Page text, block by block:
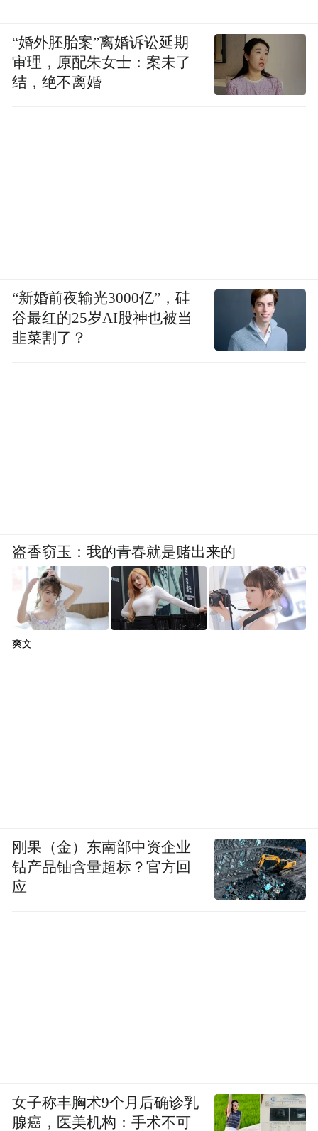
“婚外胚胎案”离婚诉讼延期
审理，原配朱女士：案未了
结，绝不离婚
“新婚前夜输光3000亿”，硅
谷最红的25岁AI股神也被当
韭菜割了？
盗香窃玉：我的青春就是赌出来的
爽文
刚果（金）东南部中资企业
钴产品铀含量超标？官方回
应
女子称丰胸术9个月后确诊乳
腺癌，医美机构：手术不可